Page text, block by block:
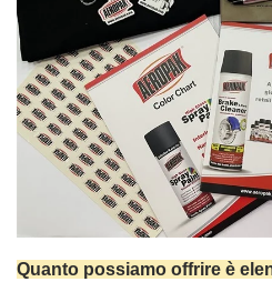
Quanto possiamo offrire è